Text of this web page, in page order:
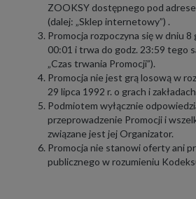
ZOOKSY dostępnego pod
(dalej: „Sklep internetowy”) .
Promocja rozpoczyna się w dniu 8
00:01 i trwa do godz. 23:59 tego
„Czas trwania Promocji”).
Promocja nie jest grą losową w
29 lipca 1992 r. o grach i
Podmiotem wyłącznie
przeprowadzenie Promocji i
związane jest jej Organizator.
Promocja nie stanowi oferty ani
publicznego w rozumieniu